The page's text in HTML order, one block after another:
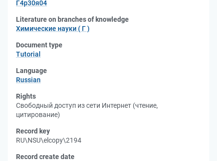
Г4р30я04
Literature on branches of knowledge
Химические науки ( Г )
Document type
Tutorial
Language
Russian
Rights
Свободный доступ из сети Интернет (чтение,
цитирование)
Record key
RU\NSU\elcopy\2194
Record create date